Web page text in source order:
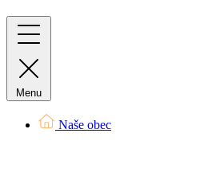
Menu
Naše obec